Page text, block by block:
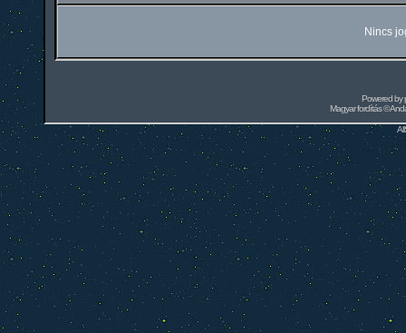
Nincs
Powered by
Magyar fordítás ©